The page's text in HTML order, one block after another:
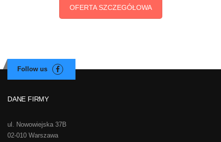
OFERTA SZCZEGÓŁOWA
DANE FIRMY
ul. Nowowiejska 37B
02-010 Warszawa